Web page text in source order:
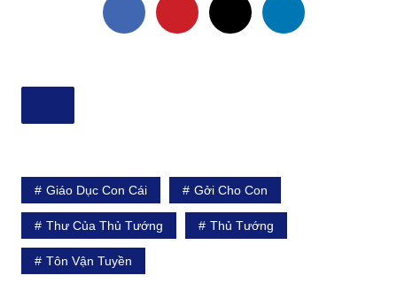
Giáo Dục Con Cái Gởi Cho Con
Thư Của Thủ Tướng Thủ Tướng
Tôn Vận Tuyền